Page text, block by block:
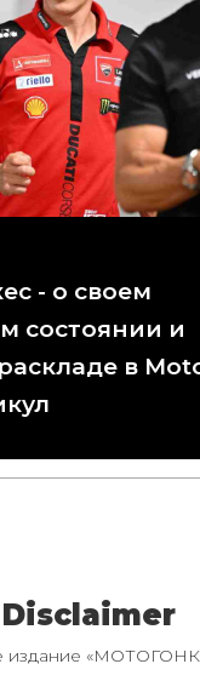
- о своем
состоянии и
в
Disclaimer
издание